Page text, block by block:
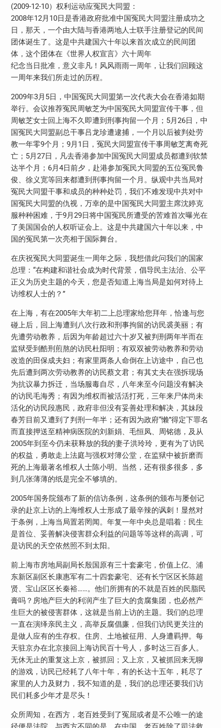
(2009-12-10）权利运动应冤民大同盟：
2008年12月10日是香港政府批准中国冤民大同盟注册成功之
日，那天，一个由大陆与香港两地人士联手注册登记的民间
团体诞生了。这是中共建国六十年以来首次成立的民间团
体，这个团体在《世界人权宣言》六十周年
纪念当日批准，意义非凡！风风雨雨一周年，让我们回顾这
一周年来我们所走过的历程。
2009年3月5日，中国冤民大同盟第一次代表大会在香港如期
举行。会议推荐冤民周敏芝为中国冤民大同盟宣传干事，但
周敏芝女士回上海不久即遭到刑事拘留一个月；5月26日，中
国冤民大同盟副总干事吕龙珍遭逮捕，一个月以后被判处劳
教一年零9个月；9月1日，冤民大同盟宣传干事周敏芝离奇死
亡；5月27日，凡去香港参加中国冤民大同盟成员都遭到软禁
达半个月；6月4日前夕，赴港参加冤民大同盟的五位冤民鲁
俊、徐义宽等回来都遭到刑事拘留一个月。纵观中共当局对
冤民大同盟干事和成员的种种处罚，我们不难发现中共对中
国冤民大同盟的仇视，万幸的是中国冤民大同盟主席沈婷克
服种种困难，于9月29日将中国冤民所遭受的苦难首次曝光在
了美国国会的人权听证会上。这是中共建国六十年以来，中
国的冤民第一次亮相于国际舞台。
在庆祝冤民大同盟诞生一周年之际，我想借此问我们的国家
总理：“在构建和谐社会成为时代背景，倡导民主法治、公平
正义为历史主题的今天，您是否知道上海当局是如何对待上
访维权人士的？”
在上海，有在2005年大年初二上总理家给您拜年，恰逢与您
碰上后，回上海遭到八次行政和刑事拘留的访民裘美丽；有
先遭劳动教养，后因为年龄超过六十岁又被判刑两年半而在
监狱受到酷刑煎熬的访民杜阳明；有双双被劳动教养和劳动
改造的田保成夫妇；有家里两条人命倒在上访途中，自己也
先后遭到两次劳动教养的访民蔡文君；有其丈夫在强拆现场
为抗议暴力拆迁，当场服毒自尽，八年来至今问题没有解决
的访民毛海秀；有因为维权而被活活打死，三年来尸体尚未
活化的访民段惠民，政府非但没有妥善处理和解决，其妹段
春芳目前又遭到了判刑一年半；还有因为政府“懒”得定下罪名
而直接押送至精神病医院的刘新娟、毛恒凤、周铭德，及从
2005年到至今仍未获释放的我的妻子洪玲玲，更有为了访民
的权益，勇敢走上法庭与强权对簿公堂，在监狱中被折磨而
死的上海最著名维权人士陈小明。当然，还有很多很多，多
到几张薄薄的纸是完全不够填的。
2005年国务院颁布了新的信访条例，这条例的颁布与屡创记
录的赴京上访的上海维权人士形成了最辛辣的讽刺！显然对
于条例，上海当局置若罔闻。年复一年中央总是唱着：民生
是首位、妥善解决侵害群众利益的问题等等这样的高调，可
是访民的天空依然照不到太阳。
前上海市房地局副局长殷国原有三十套豪宅，价值上亿、浦
东新区副区长康惠军有二十四套豪宅、还有长宁区区长陈超
贤、宝山区区长秦裕……。他们所拥有的不就是百姓的民脂民
膏吗？房地产巨大的利润产生了巨大的贪腐集团，也必然产
生巨大的被侵害群体，这就是当前上访的主题。我们的总理
一直在演绎亲民主义，高举反腐倡廉，但我们访民更关注的
是做人应有的生存权。住房、土地被征用、人身遭羁押。每
天驻京办在北京接回上海访民百十号人，多时达三百多人。
无休无止的重复这上京，被抓回；又上京，又被抓回来无聊
的游戏，访民已经耗了八年十年，有的长达十五年，耗尽了
家里的人力及财力，我不知道的是，我们的总理还要我们访
民们耗多少年才是尽头！
众所周知，在西方，老百姓受到了冤屈或者是不公唯一的途